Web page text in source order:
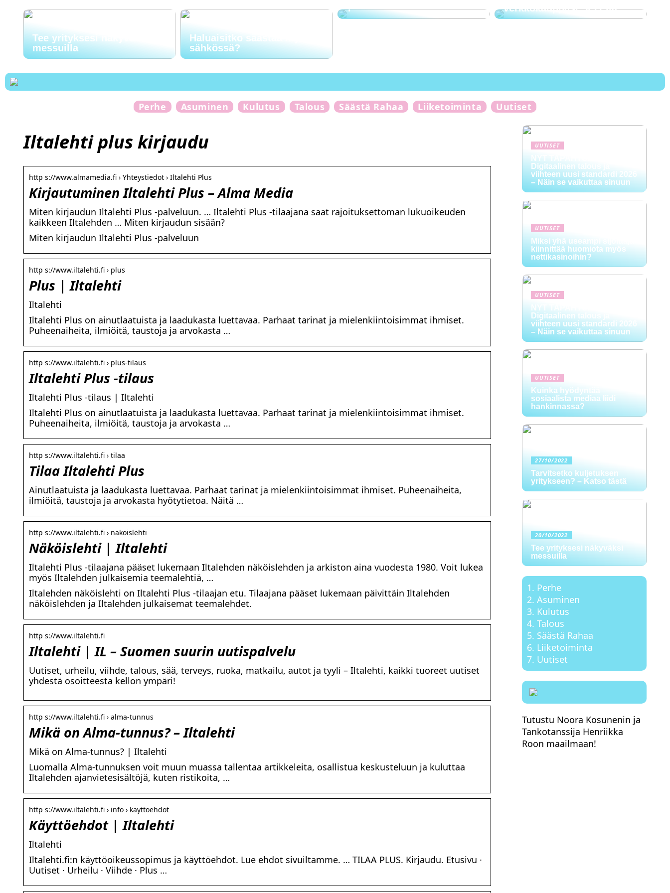
Tee yrityksesi näkyväksi
messuilla
Haluaisitko säästää myös
sähkössä?
?
verkkokauppasi SEO:lla
Perhe Asuminen Kulutus Talous Säästä Rahaa Liiketoiminta Uutiset
Iltalehti plus kirjaudu
http s://www.almamedia.fi › Yhteystiedot › Iltalehti Plus
Kirjautuminen Iltalehti Plus – Alma Media
Miten kirjaudun Iltalehti Plus -palveluun. … Iltalehti Plus -tilaajana saat rajoituksettoman lukuoikeuden
kaikkeen Iltalehden … Miten kirjaudun sisään?
Miten kirjaudun Iltalehti Plus -palveluun
http s://www.iltalehti.fi › plus
Plus | Iltalehti
Iltalehti
Iltalehti Plus on ainutlaatuista ja laadukasta luettavaa. Parhaat tarinat ja mielenkiintoisimmat ihmiset.
Puheenaiheita, ilmiöitä, taustoja ja arvokasta …
http s://www.iltalehti.fi › plus-tilaus
Iltalehti Plus -tilaus
Iltalehti Plus -tilaus | Iltalehti
Iltalehti Plus on ainutlaatuista ja laadukasta luettavaa. Parhaat tarinat ja mielenkiintoisimmat ihmiset.
Puheenaiheita, ilmiöitä, taustoja ja arvokasta …
http s://www.iltalehti.fi › tilaa
Tilaa Iltalehti Plus
Ainutlaatuista ja laadukasta luettavaa. Parhaat tarinat ja mielenkiintoisimmat ihmiset. Puheenaiheita,
ilmiöitä, taustoja ja arvokasta hyötytietoa. Näitä …
http s://www.iltalehti.fi › nakoislehti
Näköislehti | Iltalehti
Iltalehti Plus -tilaajana pääset lukemaan Iltalehden näköislehden ja arkiston aina vuodesta 1980. Voit lukea
myös Iltalehden julkaisemia teemalehtiä, …
Iltalehden näköislehti on Iltalehti Plus -tilaajan etu. Tilaajana pääset lukemaan päivittäin Iltalehden
näköislehden ja Iltalehden julkaisemat teemalehdet.
http s://www.iltalehti.fi
Iltalehti | IL – Suomen suurin uutispalvelu
Uutiset, urheilu, viihde, talous, sää, terveys, ruoka, matkailu, autot ja tyyli – Iltalehti, kaikki tuoreet uutiset
yhdestä osoitteesta kellon ympäri!
http s://www.iltalehti.fi › alma-tunnus
Mikä on Alma-tunnus? – Iltalehti
Mikä on Alma-tunnus? | Iltalehti
Luomalla Alma-tunnuksen voit muun muassa tallentaa artikkeleita, osallistua keskusteluun ja kuluttaa
Iltalehden ajanvietesisältöjä, kuten ristikoita, …
http s://www.iltalehti.fi › info › kayttoehdot
Käyttöehdot | Iltalehti
Iltalehti
Iltalehti.fi:n käyttöoikeussopimus ja käyttöehdot. Lue ehdot sivuiltamme. … TILAA PLUS. Kirjaudu. Etusivu ·
Uutiset · Urheilu · Viihde · Plus …
UUTISET
NYT TAPAHTUI:
Digitaalinen talous ja
viihteen uusi standardi 2026
– Näin se vaikuttaa sinuun
UUTISET
Miksi yhä useampi sijoittaja
kiinnittää huomiota myös
nettikasinoihin?
UUTISET
NYT TAPAHTUI:
Digitaalinen talous ja
viihteen uusi standardi 2026
– Näin se vaikuttaa sinuun
UUTISET
Kuinka hyödyntää
sosiaalista mediaa liidi
hankinnassa?
27/10/2022
Tarvitsetko kuljetuksen
yritykseen? – Katso tästä
20/10/2022
Tee yrityksesi näkyväksi
messuilla
Perhe
Asuminen
Kulutus
Talous
Säästä Rahaa
Liiketoiminta
Uutiset
Tutustu Noora Kosunenin ja
Tankotanssija Henriikka
Roon maailmaan!